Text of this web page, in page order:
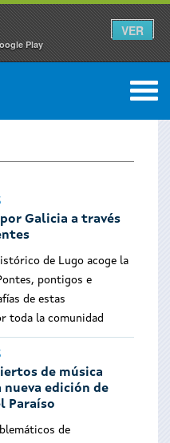
Play
VER
0
Galicia a través
de Lugo acoge la
pontigos e
de estas
toda la comunidad
de música
edición de
Paraíso
de